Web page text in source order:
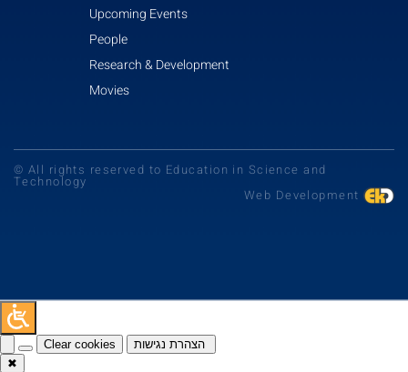
Upcoming Events
People
Research & Development
Movies
© All rights reserved to Education in Science and
Technology
Web Development
Clear cookies
הצהרת נגישות
✖